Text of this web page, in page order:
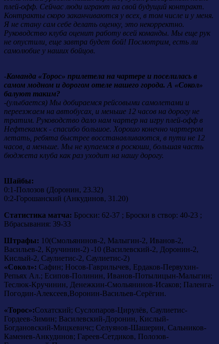
плей-офф. Сейчас люди играют на свой будущий контракт.
Контракты скоро заканчиваются у всех, в том числе и у меня.
Я не стану сам себе делать оценку, это некорректно.
Руководство клуба оценит работу всей команды. Мы еще рук
не опустили, еще завтра будет бой! Посмотрим, есть ли
самолюбие у наших бойцов.
-Команда «Торос» прилетела на чартере и поселилась в
самом модном и дорогом отеле нашего города. А «Сокол»
балуют таким?
-(улыбается) Мы добираемся рейсовыми самолетами и
переезжаем на автобусах, и меньше 12 часов на дорогу не
тратим. Руководство дало нам чартер на игру плей-офф в
Нефтекамск - спасибо большое. Хорошо конечно чартером
летать, ребята быстрее восстанавливаются, в пути не 12
часов, а меньше. Мы не купаемся в роскоши, большая часть
бюджета клуба как раз уходит на нашу дорогу.
Шайбы:
0:1-Полозов (Доронин, 23.32)
0:2-Горошанский (Анкудинов, 31.20)
Статистика матча: Броски: 62-37 ; Броски в створ: 40-23 ;
Вбрасывания: 39-33
Штрафы: 10(Смольянинов-2, Малыгин-2, Иванов-2,
Васильев-2, Кручинин-2) -10 (Василевский-2, Доронин-2,
Кислый-2, Саулиетис-2, Саулиетис-2)
«Сокол»: Сафин; Носов-Гаврилычев, Ердаков-Первухин-
Репьях Ал.; Есипов-Полинин, Иванов-Потылицын-Малыгин;
Теслюк-Кручинин, Денежкин-Смольянинов-Исаков; Паленга-
Погодин-Алексеев,Воронин-Васильев-Серёгин.
«Торос»:Сохатский; Суслопаров-Цирулёв, Саулиетис-
Гордеев-Зимин; Василевский-Доронин, Кислый-
Богдановский-Мицкевичс; Селуянов-Шашерин, Сальников-
Каменев-Анкудинов; Гареев-Сетдиков, Полозов-